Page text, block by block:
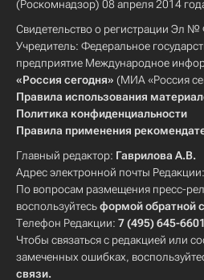
(Роскомнадзор) 08 апреля 2014
Свидетельство о регистрации Эл
Учредитель: Федеральное
предприятие Международное
«Россия сегодня» (МИА «Россия
Правила использования
Политика конфиденциальности
Правила применения
Главный редактор: Гаврилова А.В.
Адрес электронной почты Редакции:
По вопросам размещения пресс-
воспользуйтесьформой обратной
Телефон Редакции: 7 (495) 645-6601
Чтобы связаться с редакцией или
замеченных ошибках,
связи.